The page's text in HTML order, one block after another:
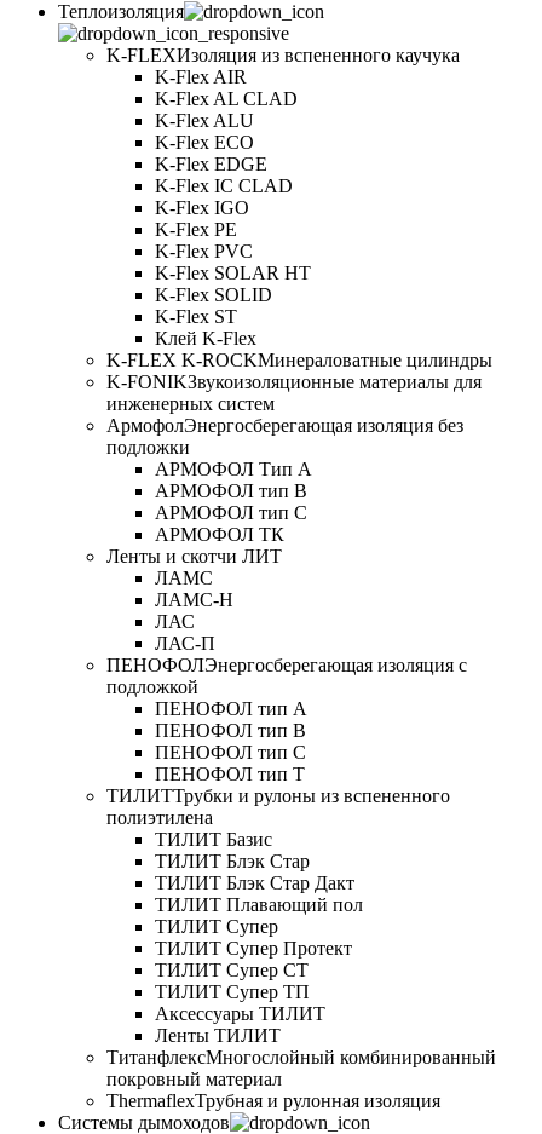
Теплоизоляция
K-FLEXИзоляция из вспененного каучука
K-Flex AIR
K-Flex AL CLAD
K-Flex ALU
K-Flex ECO
K-Flex EDGE
K-Flex IC CLAD
K-Flex IGO
K-Flex PE
K-Flex PVC
K-Flex SOLAR HT
K-Flex SOLID
K-Flex ST
Клей K-Flex
K-FLEX K-ROCKМинераловатные цилиндры
K-FONIKЗвукоизоляционные материалы для
инженерных систем
АрмофолЭнергосберегающая изоляция без
подложки
АРМОФОЛ Тип А
АРМОФОЛ тип В
АРМОФОЛ тип C
АРМОФОЛ ТК
Ленты и скотчи ЛИТ
ЛАМС
ЛАМС-Н
ЛАС
ЛАС-П
ПЕНОФОЛЭнергосберегающая изоляция с
подложкой
ПЕНОФОЛ тип А
ПЕНОФОЛ тип B
ПЕНОФОЛ тип C
ПЕНОФОЛ тип T
ТИЛИТТрубки и рулоны из вспененного
полиэтилена
ТИЛИТ Базис
ТИЛИТ Блэк Стар
ТИЛИТ Блэк Стар Дакт
ТИЛИТ Плавающий пол
ТИЛИТ Супер
ТИЛИТ Супер Протект
ТИЛИТ Супер СТ
ТИЛИТ Супер ТП
Аксессуары ТИЛИТ
Ленты ТИЛИТ
ТитанфлексМногослойный комбинированный
покровный материал
ThermaflexТрубная и рулонная изоляция
Cистемы дымоходов